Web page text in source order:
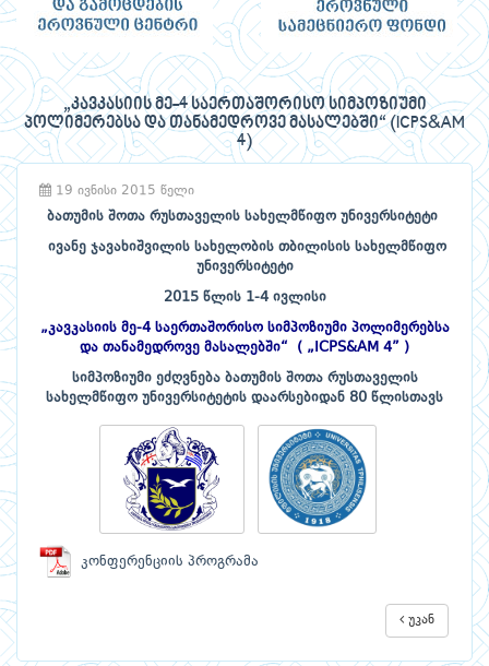
„კავკასიის მე-4 საერთაშორისო სიმპოზიუმი
პოლიმერებსა და თანამედროვე მასალებში“ (ICPS&AM
4)
19 ივნისი 2015 წელი
ბათუმის შოთა რუსთაველის სახელმწიფო უნივერსიტეტი
ივანე ჯავახიშვილის სახელობის თბილისის სახელმწიფო
უნივერსიტეტი
2015 წლის 1-4 ივლისი
„კავკასიის მე-4 საერთაშორისო სიმპოზიუმი პოლიმერებსა
და თანამედროვე მასალებში“ ( „ICPS&AM 4” )
სიმპოზიუმი ეძღვნება ბათუმის შოთა რუსთაველის
სახელმწიფო უნივერსიტეტის დაარსებიდან 80 წლისთავს
კონფერენციის პროგრამა
უკან